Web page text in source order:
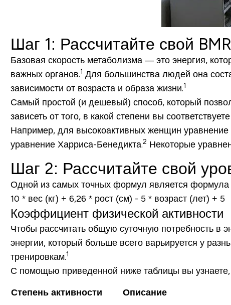
Шаг 1: Рассчитайте свой BMR
Базовая скорость метаболизма — это энергия,
важных органов.1 Для большинства людей она
зависимости от возраста и образа жизни.1
Самый простой (и дешевый) способ, который
зависеть от того, в какой степени вы
Например, для высокоактивных женщин
уравнение Харриса-Бенедикта.2 Некоторые
Шаг 2: Рассчитайте свой
Одной из самых точных формул является формула
10 * вес (кг) + 6,26 * рост (см) - 5 * возраст (лет) + 5
Коэффициент физической активности
Чтобы рассчитать общую суточную потребность в
энергии, который больше всего варьируется у
тренировкам.1
С помощью приведенной ниже таблицы вы
Степень активности Описание